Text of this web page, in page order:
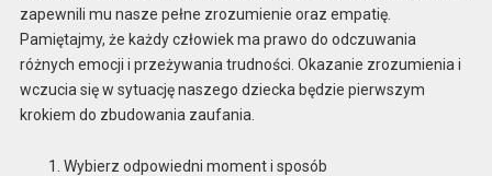
zapewnili mu nasze pełne zrozumienie oraz empatię.
Pamiętajmy, że każdy człowiek ma prawo do odczuwania
różnych emocji i przeżywania trudności. Okazanie zrozumienia i
wczucia się w sytuację naszego dziecka będzie pierwszym
krokiem do zbudowania zaufania.
Wybierz odpowiedni moment i sposób